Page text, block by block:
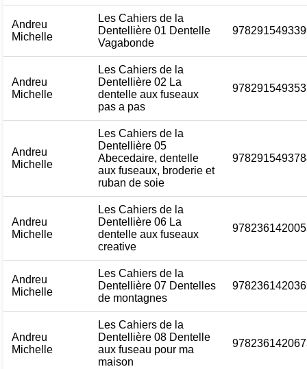
Andreu
Michelle
Les Cahiers de la
Dentellière 01 Dentelle
Vagabonde
Andreu
Michelle
Les Cahiers de la
Dentellière 02 La
dentelle aux fuseaux
pas a pas
Andreu
Michelle
Les Cahiers de la
Dentellière 05
Abecedaire, dentelle
aux fuseaux, broderie et
ruban de soie
Andreu
Michelle
Les Cahiers de la
Dentellière 06 La
dentelle aux fuseaux
creative
Andreu
Michelle
Les Cahiers de la
Dentellière 07 Dentelles
de montagnes
Andreu
Michelle
Les Cahiers de la
Dentellière 08 Dentelle
aux fuseau pour ma
maison